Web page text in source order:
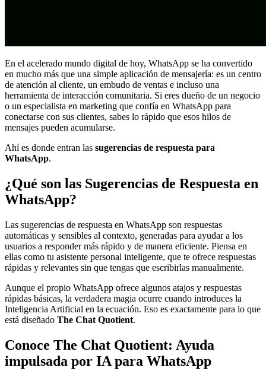
En el acelerado mundo digital de hoy, WhatsApp se ha convertido
en mucho más que una simple aplicación de mensajería: es un centro
de atención al cliente, un embudo de ventas e incluso una
herramienta de interacción comunitaria. Si eres dueño de un negocio
o un especialista en marketing que confía en WhatsApp para
conectarse con sus clientes, sabes lo rápido que esos hilos de
mensajes pueden acumularse.
Ahí es donde entran las sugerencias de respuesta para
WhatsApp.
¿Qué son las Sugerencias de Respuesta en
WhatsApp?
Las sugerencias de respuesta en WhatsApp son respuestas
automáticas y sensibles al contexto, generadas para ayudar a los
usuarios a responder más rápido y de manera eficiente. Piensa en
ellas como tu asistente personal inteligente, que te ofrece respuestas
rápidas y relevantes sin que tengas que escribirlas manualmente.
Aunque el propio WhatsApp ofrece algunos atajos y respuestas
rápidas básicas, la verdadera magia ocurre cuando introduces la
Inteligencia Artificial en la ecuación. Eso es exactamente para lo que
está diseñado The Chat Quotient.
Conoce The Chat Quotient: Ayuda
impulsada por IA para WhatsApp